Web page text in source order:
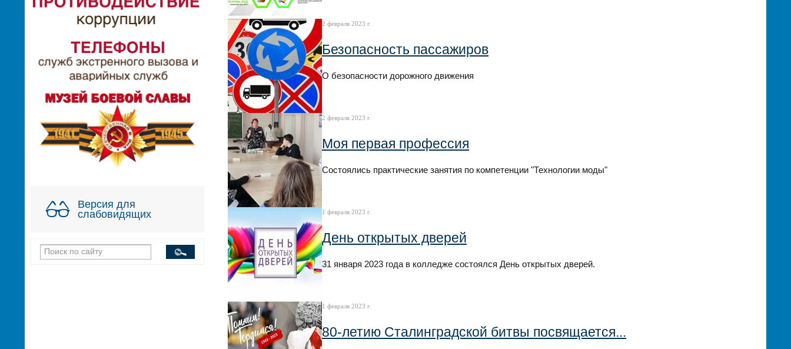
Версия для
слабовидящих
2 февраля 2023 г.
Безопасность пассажиров
О безопасности дорожного движения
2 февраля 2023 г.
Моя первая профессия
Состоялись практические занятия по компетенции "Технологии моды"
1 февраля 2023 г.
День открытых дверей
31 января 2023 года в колледже состоялся День открытых дверей.
1 февраля 2023 г.
80-летию Сталинградской битвы посвящается...